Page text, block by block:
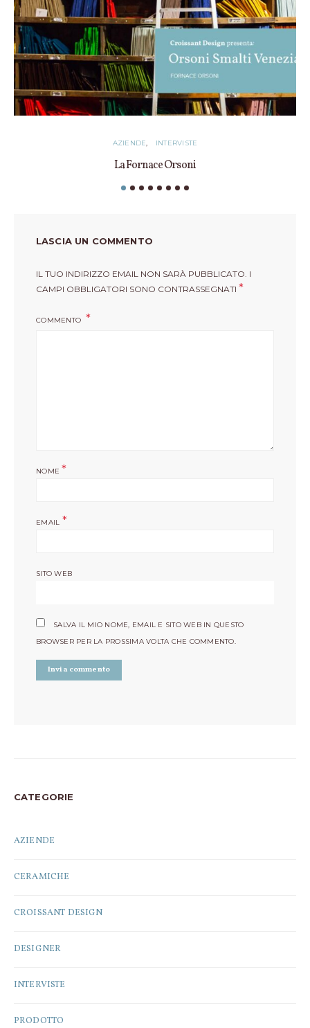
AZIENDE INTERVISTE
La Fornace Orsoni
LASCIA UN COMMENTO
IL TUO INDIRIZZO EMAIL NON SARÀ PUBBLICATO. I
CAMPI OBBLIGATORI SONO CONTRASSEGNATI *
COMMENTO
NOME*
EMAIL *
SITO WEB
SALVA IL MIO NOME, EMAIL E SITO WEB IN QUESTO
BROWSER PER LA PROSSIMA VOLTA CHE COMMENTO.
CATEGORIE
AZIENDE
CERAMICHE
CROISSANT DESIGN
DESIGNER
INTERVISTE
PRODOTTO